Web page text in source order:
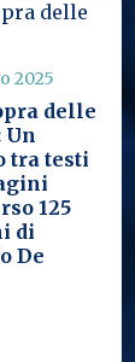
2025
delle
Un
tra testi
125
di
De